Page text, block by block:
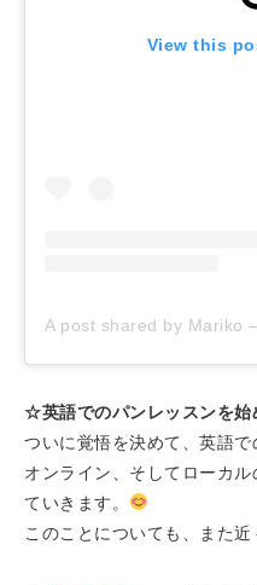
View this
☆英語でのパンレッスンを始
ついに覚悟を決めて、英語で
オンライン、そしてローカ
ていきます。
このことについても、また